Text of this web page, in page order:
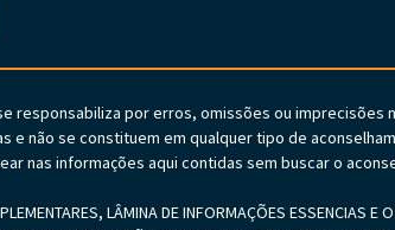
responsabiliza por erros, omissões ou
e não se constituem em qualquer tipo de
nas informações aqui contidas sem buscar o
LÂMINA DE INFORMAÇÕES ESSENCIAS E